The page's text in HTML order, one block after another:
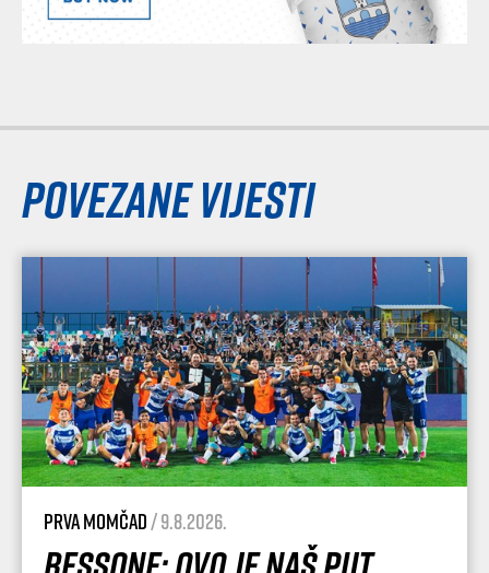
Povezane vijesti
Prva momčad/ 9.8.2026.